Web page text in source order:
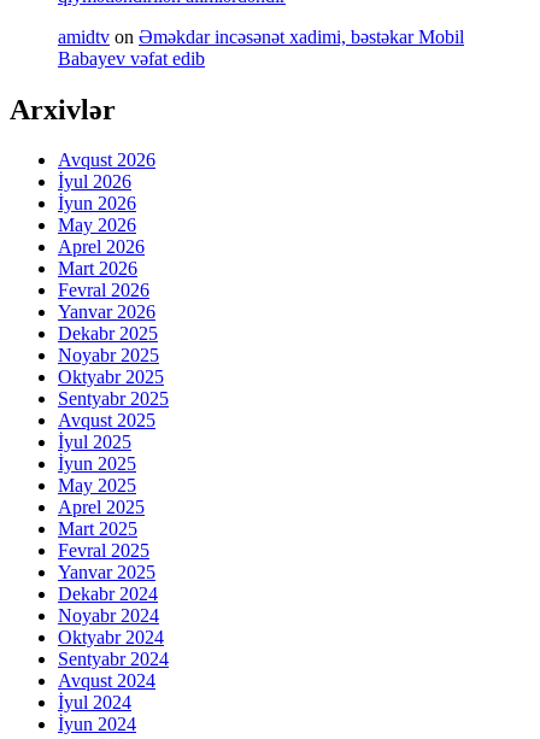
amidtv on Əməkdar incəsənət xadimi, bəstəkar Mobil
Babayev vəfat edib
Arxivlər
Avqust 2026
İyul 2026
İyun 2026
May 2026
Aprel 2026
Mart 2026
Fevral 2026
Yanvar 2026
Dekabr 2025
Noyabr 2025
Oktyabr 2025
Sentyabr 2025
Avqust 2025
İyul 2025
İyun 2025
May 2025
Aprel 2025
Mart 2025
Fevral 2025
Yanvar 2025
Dekabr 2024
Noyabr 2024
Oktyabr 2024
Sentyabr 2024
Avqust 2024
İyul 2024
İyun 2024